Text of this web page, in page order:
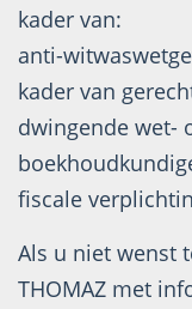
kader van:
anti-
kader van
dwingende wet-
fiscale
Als u niet wenst
THOMAZ met